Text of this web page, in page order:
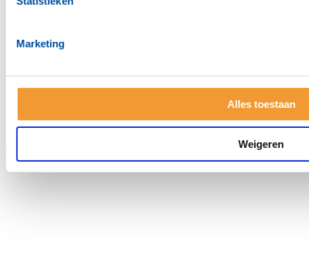
Marketing
Alles toestaan
Weigeren
© 2026 Rotary in Nederland.